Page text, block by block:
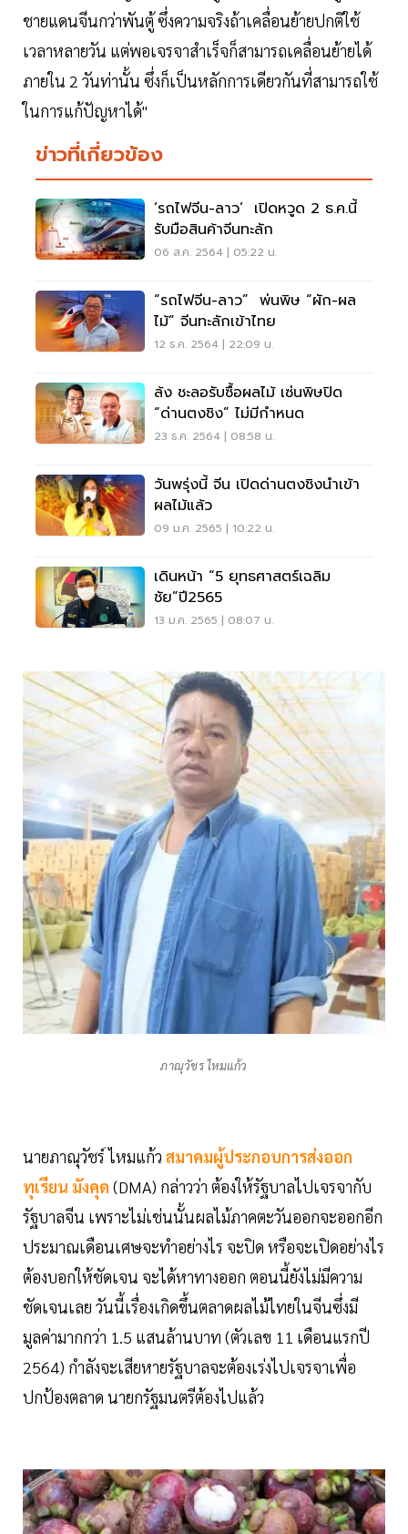
ชายแดนจีนกว่าพันตู้ ซึ่งความจริงถ้าเคลื่อนย้ายปกติใช้
เวลาหลายวัน แต่พอเจรจาสำเร็จก็สามารถเคลื่อนย้ายได้
ภายใน 2 วันท่านั้น ซึ่งก็เป็นหลักการเดียวกันที่สามารถใช้
ในการแก้ปัญหาได้"
ข่าวที่เกี่ยวข้อง
‘รถไฟจีน-ลาว’ เปิดหวูด 2 ธ.ค.นี้
รับมือสินค้าจีนทะลัก
06 ส.ค. 2564 | 05:22 น.
“รถไฟจีน-ลาว” พ่นพิษ “ผัก-ผล
ไม้” จีนทะลักเข้าไทย
12 ธ.ค. 2564 | 22:09 น.
ล้ง ชะลอรับซื้อผลไม้ เซ่นพิษปิด
“ด่านตงชิง” ไม่มีกำหนด
23 ธ.ค. 2564 | 08:58 น.
วันพรุ่งนี้ จีน เปิดด่านตงชิงนำเข้า
ผลไม้แล้ว
09 ม.ค. 2565 | 10:22 น.
เดินหน้า “5 ยุทธศาสตร์เฉลิม
ชัย”ปี2565
13 ม.ค. 2565 | 08:07 น.
ภาณุวัชร ไหมแก้ว
นายภาณุวัชร์ ไหมแก้ว สมาคมผู้ประกอบการส่งออก
ทุเรียน มังคุด (DMA) กล่าวว่า ต้องให้รัฐบาลไปเจรจากับ
รัฐบาลจีน เพราะไม่เช่นนั้นผลไม้ภาคตะวันออกจะออกอีก
ประมาณเดือนเศษจะทำอย่างไร จะปิด หรือจะเปิดอย่างไร
ต้องบอกให้ชัดเจน จะได้หาทางออก ตอนนี้ยังไม่มีความ
ชัดเจนเลย วันนี้เรื่องเกิดขึ้นตลาดผลไม้ไทยในจีนซึ่งมี
มูลค่ามากกว่า 1.5 แสนล้านบาท (ตัวเลข 11 เดือนแรกปี
2564) กำลังจะเสียหายรัฐบาลจะต้องเร่งไปเจรจาเพื่อ
ปกป้องตลาด นายกรัฐมนตรีต้องไปแล้ว